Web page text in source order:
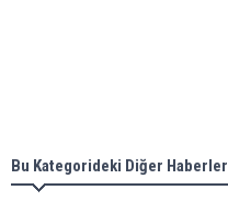
Bu Kategorideki Diğer Haberler